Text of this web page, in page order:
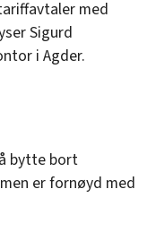
med
Sigurd
i Agder.
bytte bort
er fornøyd med